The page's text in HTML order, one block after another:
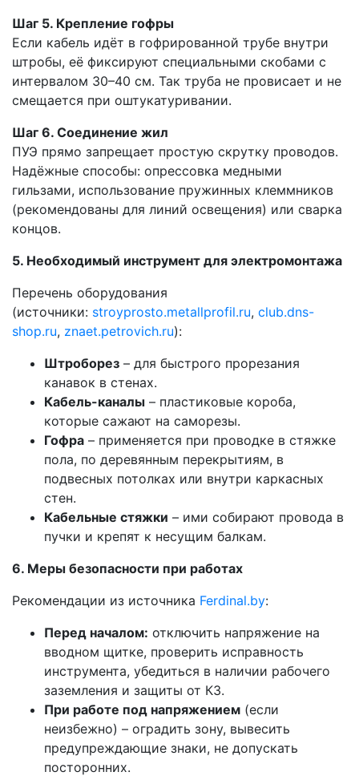
Шаг 5. Крепление гофры
Если кабель идёт в гофрированной трубе внутри
штробы, её фиксируют специальными скобами с
интервалом 30–40 см. Так труба не провисает и не
смещается при оштукатуривании.
Шаг 6. Соединение жил
ПУЭ прямо запрещает простую скрутку проводов.
Надёжные способы: опрессовка медными
гильзами, использование пружинных клеммников
(рекомендованы для линий освещения) или сварка
концов.
5. Необходимый инструмент для электромонтажа
Перечень оборудования
(источники: stroyprosto.metallprofil.ru, club.dns-
shop.ru, znaet.petrovich.ru):
Штроборез – для быстрого прорезания
канавок в стенах.
Кабель-каналы – пластиковые короба,
которые сажают на саморезы.
Гофра – применяется при проводке в стяжке
пола, по деревянным перекрытиям, в
подвесных потолках или внутри каркасных
стен.
Кабельные стяжки – ими собирают провода в
пучки и крепят к несущим балкам.
6. Меры безопасности при работах
Рекомендации из источника Ferdinal.by:
Перед началом: отключить напряжение на
вводном щитке, проверить исправность
инструмента, убедиться в наличии рабочего
заземления и защиты от КЗ.
При работе под напряжением (если
неизбежно) – оградить зону, вывесить
предупреждающие знаки, не допускать
посторонних.